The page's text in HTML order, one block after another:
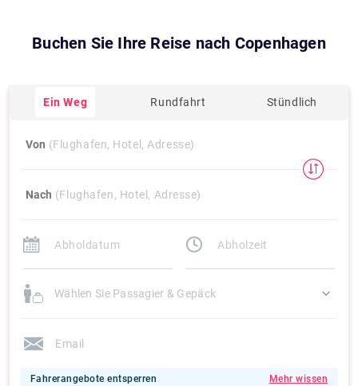
Buchen Sie Ihre Reise nach Copenhagen
Ein Weg Rundfahrt Stündlich
Von (Flughafen, Hotel, Adresse)
Nach (Flughafen, Hotel, Adresse)
Wählen Sie Passagier & Gepäck
Fahrerangebote entsperren Mehr wissen